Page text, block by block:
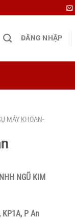
ĐĂNG NHẬP
MÁY KHOAN-
NGŨ KIM
P An